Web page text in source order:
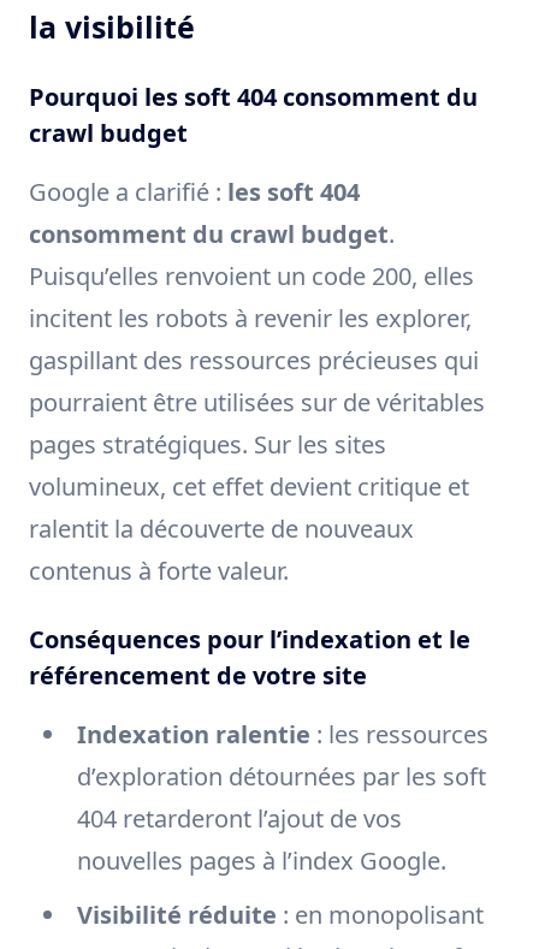
la visibilité
Pourquoi les soft 404 consomment du
crawl budget
Google a clarifié : les soft 404
consomment du crawl budget.
Puisqu’elles renvoient un code 200, elles
incitent les robots à revenir les explorer,
gaspillant des ressources précieuses qui
pourraient être utilisées sur de véritables
pages stratégiques. Sur les sites
volumineux, cet effet devient critique et
ralentit la découverte de nouveaux
contenus à forte valeur.
Conséquences pour l’indexation et le
référencement de votre site
Indexation ralentie : les ressources
d’exploration détournées par les soft
404 retarderont l’ajout de vos
nouvelles pages à l’index Google.
Visibilité réduite : en monopolisant